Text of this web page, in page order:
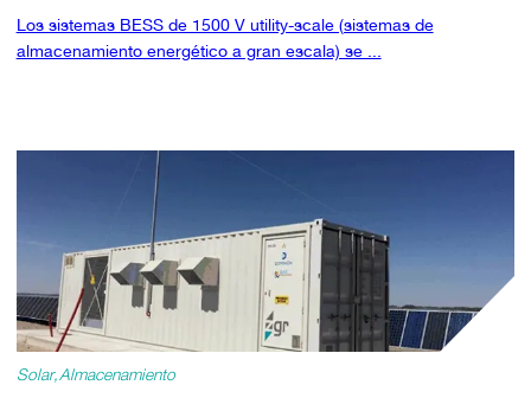
Los sistemas BESS de 1500 V utility-scale (sistemas de
almacenamiento energético a gran escala) se ...
Solar Almacenamiento